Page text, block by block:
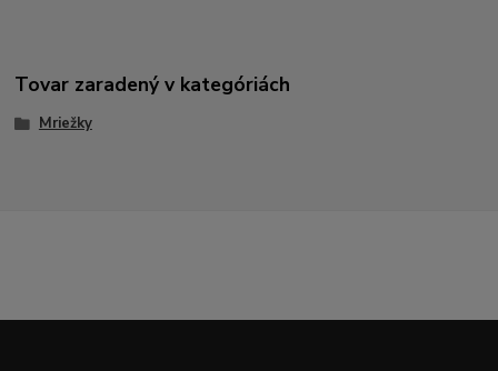
Tovar zaradený v kategóriách
Mriežky